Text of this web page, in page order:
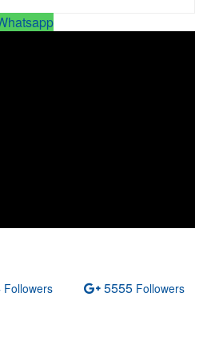
Followers 5555 Followers